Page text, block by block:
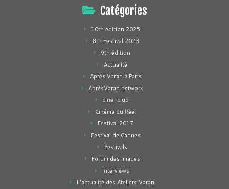
Catégories
10th edition 2025
8th Festival 2023
9th édition
Actualité
Après Varan à Paris
AprèsVaran network
cine-club
Cinéma du Réel
Festival 2017
Festival de Cannes
Festivals
Forum des images
Interviews
L'actualité des Ateliers Varan